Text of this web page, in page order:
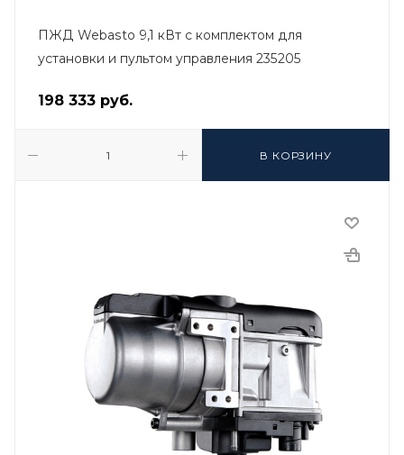
ПЖД Webasto 9,1 кВт с комплектом для
установки и пультом управления 235205
198 333 руб.
В КОРЗИНУ